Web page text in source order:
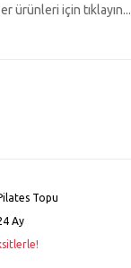
ürünleri için tıklayın...
Topu
Ay